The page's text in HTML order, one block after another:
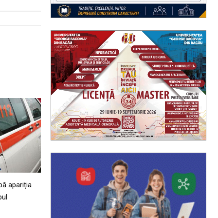
apariția